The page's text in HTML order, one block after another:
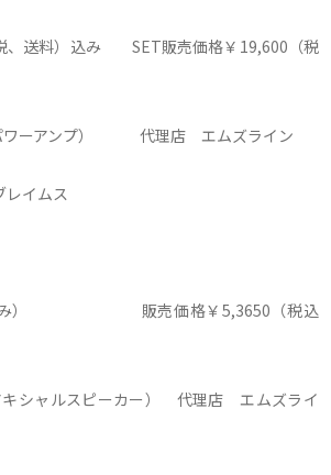
、送料）込み SET販売価格￥19,600（税
ワーアンプ） 代理店 エムズライン
イムス
込み） 販売価格￥5,3650（税込
シャルスピーカー） 代理店 エムズライ